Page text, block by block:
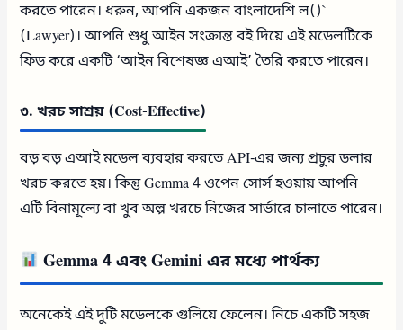
করতে পারেন। ধরুন, আপনি একজন বাংলাদেশি ল()`
(Lawyer)। আপনি শুধু আইন সংক্রান্ত বই দিয়ে এই মডেলটিকে
ফিড করে একটি ‘আইন বিশেষজ্ঞ এআই’ তৈরি করতে পারেন।
৩. খরচ সাশ্রয় (Cost-Effective)
বড় বড় এআই মডেল ব্যবহার করতে API-এর জন্য প্রচুর ডলার
খরচ করতে হয়। কিন্তু Gemma 4 ওপেন সোর্স হওয়ায় আপনি
এটি বিনামূল্যে বা খুব অল্প খরচে নিজের সার্ভারে চালাতে পারেন।
Gemma 4 এবং Gemini এর মধ্যে পার্থক্য
অনেকেই এই দুটি মডেলকে গুলিয়ে ফেলেন। নিচে একটি সহজ